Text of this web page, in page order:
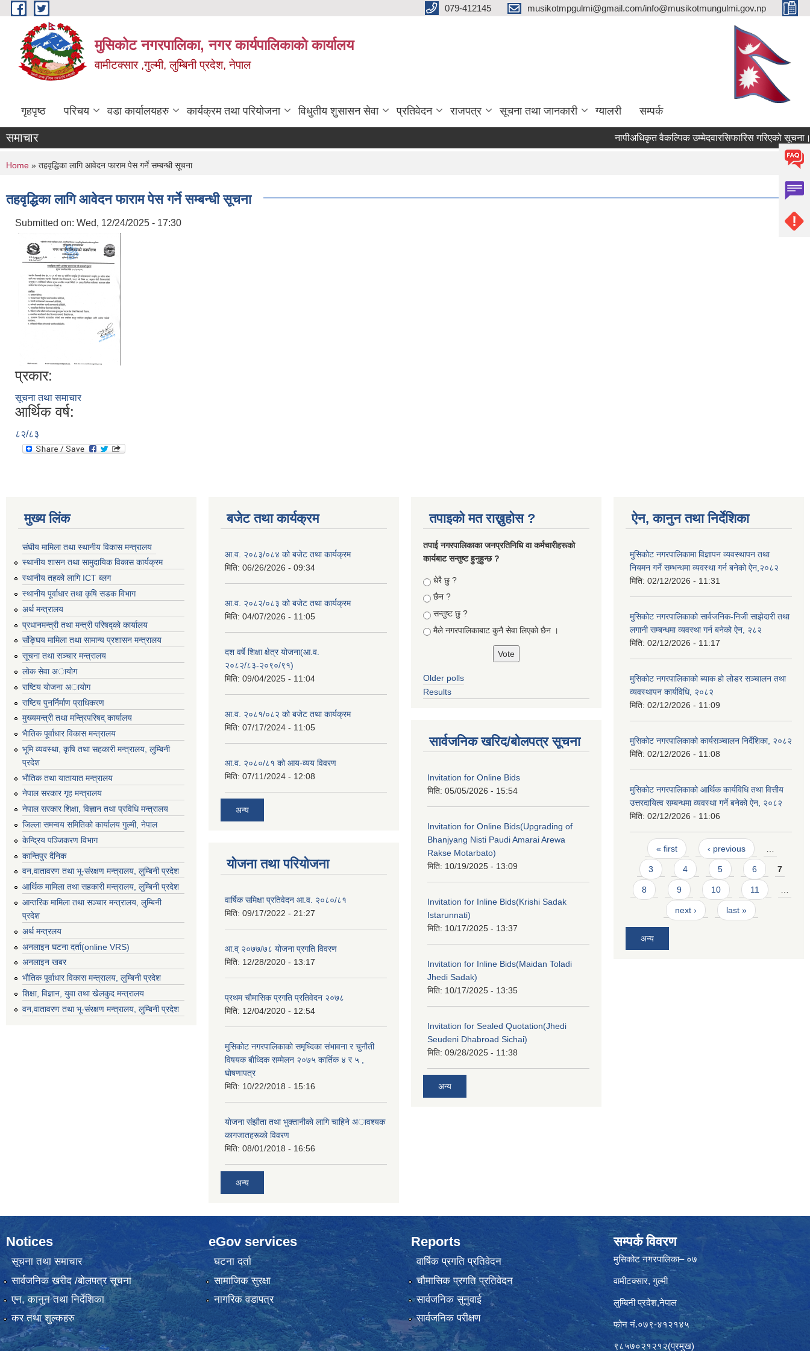
Skip to main content 079-412145 musikotmpgulmi@gmail.com/info@musikotmungulmi.gov.np
मुसिकोट नगरपालिका, नगर कार्यपालिकाकाे कार्यालय
वामीटक्सार ,गुल्मी, लुम्बिनी प्रदेश, नेपाल
गृहपृष्ठ परिचय वडा कार्यालयहरु कार्यक्रम तथा परियोजना विधुतीय शुसासन सेवा प्रतिवेदन राजपत्र सूचना तथा जानकारी ग्यालरी सम्पर्क
समाचार नापीअधिकृत वैकल्पिक उम्मेदवारसिफारिस गरिएको सूचना।
You are here
Home » तहवृद्धिका लागि आवेदन फाराम पेस गर्ने सम्बन्धी सूचना
तहवृद्धिका लागि आवेदन फाराम पेस गर्ने सम्बन्धी सूचना
Submitted on: Wed, 12/24/2025 - 17:30
प्रकार:
सूचना तथा समाचार
आर्थिक वर्ष:
८२/८३
मुख्य लिंक
संघीय मामिला तथा स्थानीय विकास मन्त्रालय
स्थानीय शासन तथा सामुदायिक विकास कार्यक्रम
स्थानीय तहको लागि ICT ब्लग
स्थानीय पूर्वाधार तथा कृषि सडक विभाग
अर्थ मन्त्रालय
प्रधानमन्त्री तथा मन्त्री परिषद्काे कार्यालय
संङ्घिय मामिला तथा सामान्य प्रशासन मन्त्रालय
सूचना तथा सञ्चार मन्त्रालय
लाेक सेवा अायाेग
राष्टिय याेजना अायाेग
राष्टिय पुनर्निर्माण प्राधिकरण
मुख्यमन्त्री तथा मन्त्रिपरिषद् कार्यालय
भैातिक पूर्वाधार विकास मन्त्रालय
भूमि व्यवस्था, कृषि तथा सहकारी मन्त्रालय, लु्म्बिनी
प्रदेश
भाैतिक तथा यातायात मन्त्रालय
नेपाल सरकार गृह मन्त्रालय
नेपाल सरकार शिक्षा, विज्ञान तथा प्रविधि मन्त्रालय
जिल्ला समन्वय समितिको कार्यालय गुल्मी, नेपाल
केन्द्रिय पञ्जिकरण विभाग
कान्तिपुर दैनिक
वन,वातावरण तथा भू-संरक्षण मन्त्रालय, लुम्बिनी प्रदेश
आर्थिक मामिला तथा सहकारी मन्त्रालय, लुम्बिनी प्रदेश
आन्तरिक मामिला तथा सञ्चार मन्त्रालय, लुम्बिनी
प्रदेश
अर्थ मन्त्रलय
अनलाइन घटना दर्ता(online VRS)
अनलाइन खबर
भौतिक पूर्वाधार विकास मन्त्रालय, लुम्बिनी प्रदेश
शिक्षा, विज्ञान, युवा तथा खेलकुद मन्‍‍त्रालय
वन,वातावरण तथा भू-संरक्षण मन्त्रालय, लुम्बिनी प्रदेश
बजेट तथा कार्यक्रम
आ.व. २०८३/०८४ को बजेट तथा कार्यक्रम
मिति: 06/26/2026 - 09:34
आ.व. २०८२/०८३ को बजेट तथा कार्यक्रम
मिति: 04/07/2026 - 11:05
दश वर्षे शिक्षा क्षेत्र योजना(आ.व.
२०८२/८३-२०९०/९१)
मिति: 09/04/2025 - 11:04
आ.व. २०८१/०८२ को बजेट तथा कार्यक्रम
मिति: 07/17/2024 - 11:05
आ.व. २०८०/८१ को आय-व्यय विवरण
मिति: 07/11/2024 - 12:08
अन्य
योजना तथा परियोजना
वार्षिक समिक्षा प्रतिवेदन आ.व. २०८०/८१
मिति: 09/17/2022 - 21:27
आ.व् २०७७/७८ योजना प्रगति विवरण
मिति: 12/28/2020 - 13:17
प्रथम चाैमासिक प्रगति प्रतिवेदन २०७८
मिति: 12/04/2020 - 12:54
मुसिकाेट नगरपालिकाकाे समृध्दिका संभावना र चुनाैती
विषयक बाैध्दिक सम्मेलन २०७५ कार्तिक ४ र ५ ,
घाेषणापत्र
मिति: 10/22/2018 - 15:16
याेजना संझाैता तथा भुक्तानीकाे लागि चाहिने अावश्यक
कागजातहरूकाे विवरण
मिति: 08/01/2018 - 16:56
अन्य
तपाइको मत राख्नुहोस ?
तपा‌ई नगरपालिकाका जनप्रतिनिधि वा कर्मचारीहरूकाे
कार्यबाट सन्तुष्ट हुनुहुन्छ ?
Choices
धेरै छु ?
छैन ?
सन्तुष्ट छु ?
मैले नगरपालिकाबाट कुनै सेवा लिएकाे छैन ।
Older polls
Results
सार्वजनिक खरिद/बोलपत्र सूचना
Invitation for Online Bids
मिति: 05/05/2026 - 15:54
Invitation for Online Bids(Upgrading of
Bhanjyang Nisti Paudi Amarai Arewa
Rakse Motarbato)
मिति: 10/19/2025 - 13:09
Invitation for Inline Bids(Krishi Sadak
Istarunnati)
मिति: 10/17/2025 - 13:37
Invitation for Inline Bids(Maidan Toladi
Jhedi Sadak)
मिति: 10/17/2025 - 13:35
Invitation for Sealed Quotation(Jhedi
Seudeni Dhabroad Sichai)
मिति: 09/28/2025 - 11:38
अन्य
ऐन, कानुन तथा निर्देशिका
मुसिकोट नगरपालिकामा विज्ञापन व्यवस्थापन तथा
नियमन गर्ने सम्भन्धमा व्यवस्था गर्न बनेको ऐन,२०८२
मिति: 02/12/2026 - 11:31
मुसिकोट नगरपालिकाको सार्वजनिक-निजी साझेदारी तथा
लगानी सम्बन्धमा व्यवस्था गर्न बनेको ऐन, २८२
मिति: 02/12/2026 - 11:17
मुसिकोट नगरपालिकाको ब्याक हो लोडर सञ्चालन तथा
व्यवस्थापन कार्यविधि, २०८२
मिति: 02/12/2026 - 11:09
मुसिकोट नगरपालिकाको कार्यसञ्चालन निर्देशिका, २०८२
मिति: 02/12/2026 - 11:08
मुसिकोट नगरपालिकाको आर्थिक कार्यविधि तथा वित्तीय
उत्तरदायित्व सम्बन्धमा व्यवस्था गर्ने बनेको ऐन, २०८२
मिति: 02/12/2026 - 11:06
Pages
« first ‹ previous …
3 4 5 6 7
8 9 10 11 …
next › last »
अन्य
Notices
सूचना तथा समाचार
सार्वजनिक खरीद /बोलपत्र सूचना
एन, कानुन तथा निर्देशिका
कर तथा शुल्कहरु
eGov services
घटना दर्ता
सामाजिक सुरक्षा
नागरिक वडापत्र
Reports
वार्षिक प्रगति प्रतिवेदन
चौमासिक प्रगति प्रतिवेदन
सार्वजनिक सुनुवाई
सार्वजनिक परीक्षण
सम्पर्क विवरण
मुसिकोट नगरपालिका– ०७
वामीटक्सार, गुल्मी
लुम्बिनी प्रदेश,नेपाल
फोन नं.०७९-४१२१४५
९८५७०२१२१२(प्रमुख)